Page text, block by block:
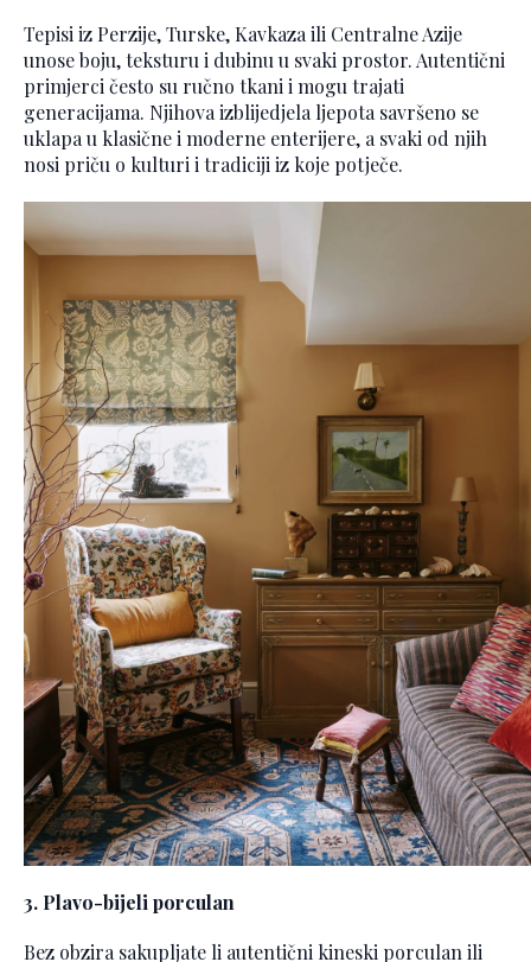
Tepisi iz Perzije, Turske, Kavkaza ili Centralne Azije
unose boju, teksturu i dubinu u svaki prostor. Autentični
primjerci često su ručno tkani i mogu trajati
generacijama. Njihova izblijedjela ljepota savršeno se
uklapa u klasične i moderne enterijere, a svaki od njih
nosi priču o kulturi i tradiciji iz koje potječe.
3. Plavo-bijeli porculan
Bez obzira sakupljate li autentični kineski porculan ili